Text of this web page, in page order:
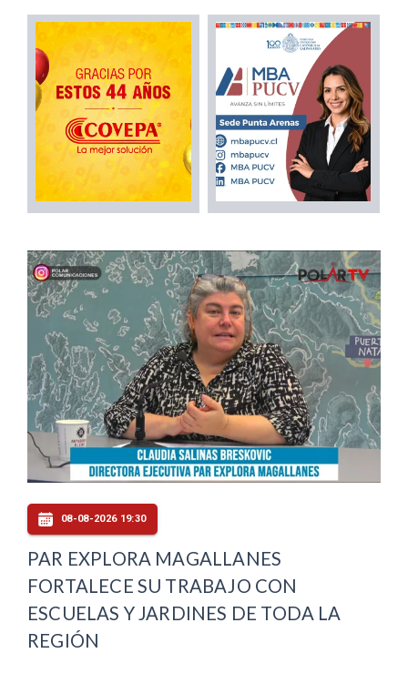
08-08-2026 19:30
PAR EXPLORA MAGALLANES
FORTALECE SU TRABAJO CON
ESCUELAS Y JARDINES DE TODA LA
REGIÓN